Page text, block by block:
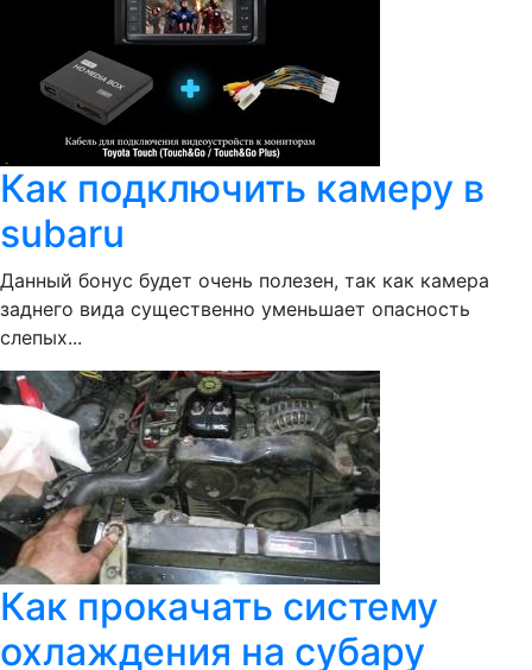
Как подключить камеру в
subaru
Данный бонус будет очень полезен, так как камера
заднего вида существенно уменьшает опасность
слепых...
Как прокачать систему
охлаждения на субару